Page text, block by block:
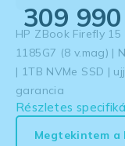
309 990
HP ZBook Firefly 15
1185G7 (8 v.mag) |
| 1TB NVMe SSD |
garancia
Részletes
Megtekintem